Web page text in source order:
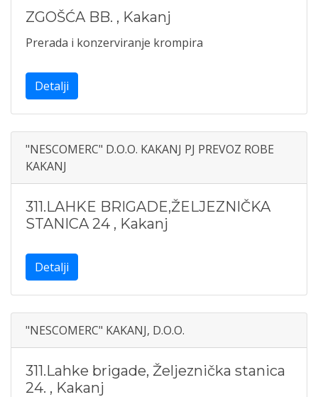
ZGOŠĆA BB. , Kakanj
Prerada i konzerviranje krompira
Detalji
"NESCOMERC" D.O.O. KAKANJ PJ PREVOZ ROBE
KAKANJ
311.LAHKE BRIGADE,ŽELJEZNIČKA
STANICA 24 , Kakanj
Detalji
"NESCOMERC" KAKANJ, D.O.O.
311.Lahke brigade, Željeznička stanica
24. , Kakanj